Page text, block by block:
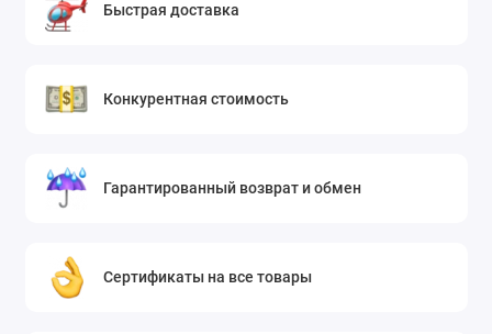
Быстрая доставка
Конкурентная стоимость
Гарантированный возврат и обмен
Сертификаты на все товары